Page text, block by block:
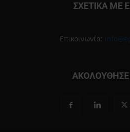
ΣΧΕΤΙΚΑ ΜΕ
Επικοινωνία: